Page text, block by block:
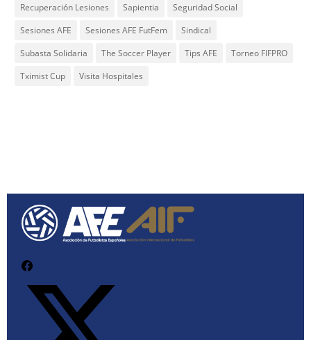
Recuperación Lesiones
Sapientia
Seguridad Social
Sesiones AFE
Sesiones AFE FutFem
Sindical
Subasta Solidaria
The Soccer Player Tips AFE
Torneo FIFPRO
Tximist Cup
Visita Hospitales